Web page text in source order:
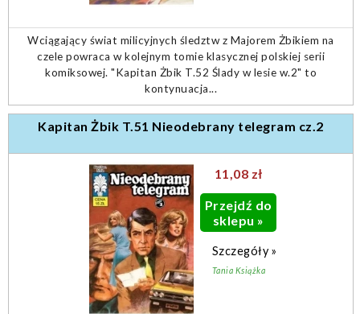
Wciągający świat milicyjnych śledztw z Majorem Żbikiem na
czele powraca w kolejnym tomie klasycznej polskiej serii
komiksowej. "Kapitan Żbik T.52 Ślady w lesie w.2" to
kontynuacja...
Kapitan Żbik T.51 Nieodebrany telegram cz.2
11,08 zł
Przejdź do
sklepu »
Szczegóły »
Tania Książka